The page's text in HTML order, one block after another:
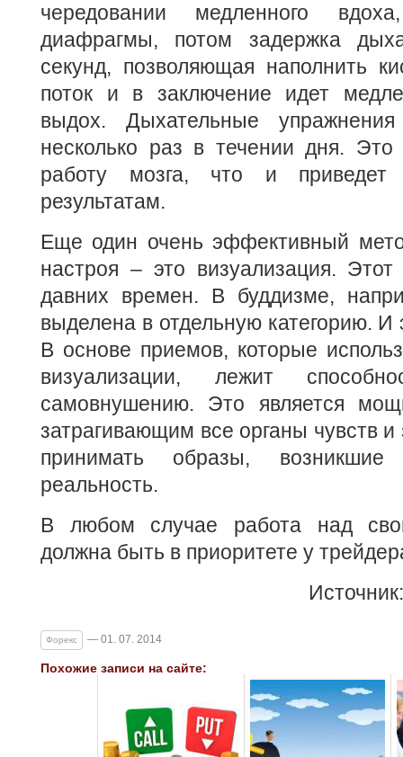
чередовании медленного
диафрагмы, потом задержка
секунд, позволяющая наполнить
поток и в заключение идет
выдох. Дыхательные
несколько раз в течении дня. Это
работу мозга, что и приведет
результатам.
Еще один очень эффективный
настроя – это визуализация.
давних времен. В буддизме,
выделена в отдельную категорию. И
В основе приемов, которые
визуализации, лежит
самовнушению. Это является
затрагивающим все органы чувств
принимать образы,
реальность.
В любом случае работа над
должна быть в приоритете у
Форекс — 01. 07. 2014
Похожие записи на сайте: